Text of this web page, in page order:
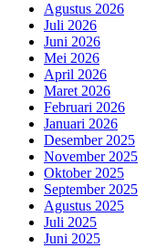
Agustus 2026
Juli 2026
Juni 2026
Mei 2026
April 2026
Maret 2026
Februari 2026
Januari 2026
Desember 2025
November 2025
Oktober 2025
September 2025
Agustus 2025
Juli 2025
Juni 2025